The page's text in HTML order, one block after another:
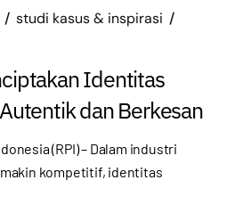
studi kasus & inspirasi
Identitas
dan Berkesan
(RPI) – Dalam industri
kompetitif, identitas